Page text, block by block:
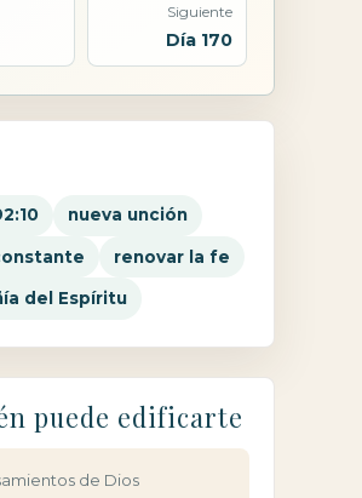
Siguiente
Día 170
nueva unción
renovar la fe
del Espíritu
puede edificarte
de Dios